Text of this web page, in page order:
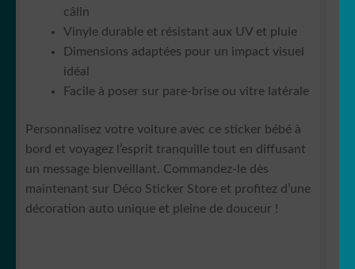
câlin
Vinyle durable et résistant aux UV et pluie
Dimensions adaptées pour un impact visuel
idéal
Facile à poser sur pare-brise ou vitre latérale
Personnalisez votre voiture avec ce sticker bébé à
bord et voyagez l’esprit tranquille tout en diffusant
un message bienveillant. Commandez-le dès
maintenant sur Déco Sticker Store et profitez d’une
décoration auto unique et pleine de douceur !